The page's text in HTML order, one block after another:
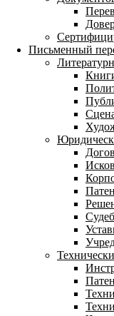
Письменный